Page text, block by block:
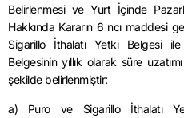
Belirlenmesi ve Yurt İçinde
Hakkında Kararın 6 ncı maddesi
Sigarillo İthalatı Yetki Belgesi
Belgesinin yıllık olarak süre
şekilde belirlenmiştir:
a) Puro ve Sigarillo İthalatı